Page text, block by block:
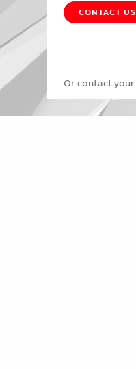
CONTACT US
Or contact your